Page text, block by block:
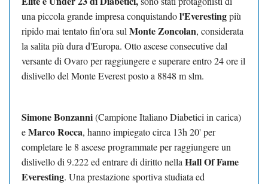
una piccola grande impresa conquistandol'Everestingpiù
ripido mai tentato fin'ora sul Monte Zoncolan, considerata
la salita più dura d'Europa. Otto ascese consecutive dal
versante di Ovaro per raggiungere e superare entro 24 ore il
dislivello del Monte Everest posto a 8848 m slm.
Simone Bonzanni(Campione Italiano Diabetici in carica)
eMarco Rocca, hanno impiegato circa 13h 20' per
completare le 8 ascese programmate per raggiungere un
dislivello di 9.222 ed entrare di diritto nella Hall Of Fame
Everesting. Una prestazione sportiva studiata ed